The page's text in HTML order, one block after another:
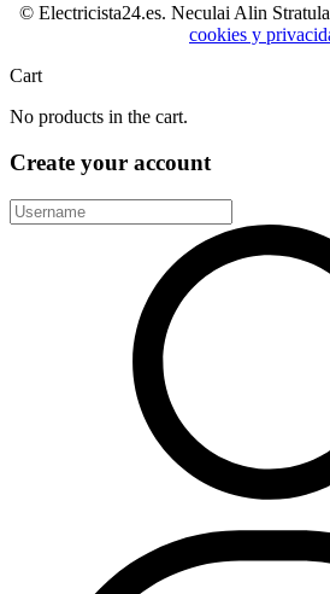
© Electricista24.es. Neculai Alin
cookies y
Cart
No products in the cart.
Create your account